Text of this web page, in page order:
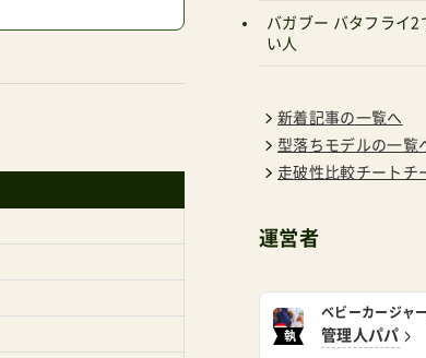
バガブー バタフライ2
い人
新着記事の一覧へ
型落ちモデルの一覧
走破性比較チートチ
運営者
執
ベビーカージャ
管理人パパ